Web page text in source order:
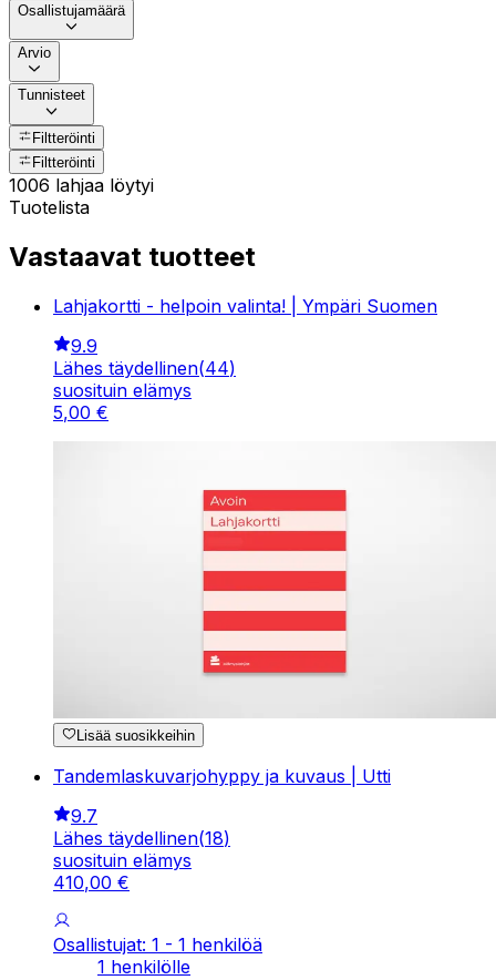
Osallistujamäärä
Arvio
Tunnisteet
Filtteröinti
Filtteröinti
1006 lahjaa löytyi
Tuotelista
Vastaavat tuotteet
Lahjakortti - helpoin valinta! | Ympäri Suomen
9.9
Lähes täydellinen(44)
suosituin elämys
5,00 €
Lisää suosikkeihin
Tandemlaskuvarjohyppy ja kuvaus | Utti
9.7
Lähes täydellinen(18)
suosituin elämys
410,00 €
Osallistujat: 1 - 1 henkilöä
1 henkilölle